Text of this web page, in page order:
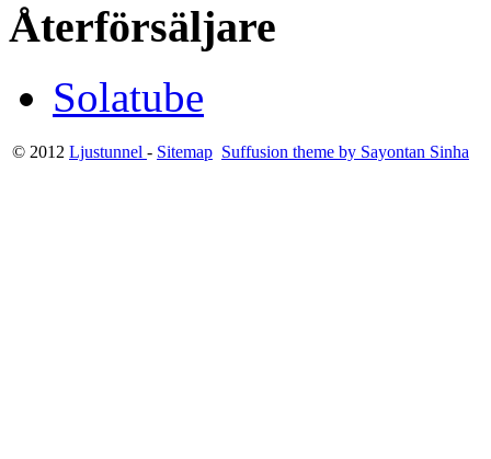
Återförsäljare
Solatube
© 2012 Ljustunnel - Sitemap Suffusion theme by Sayontan Sinha